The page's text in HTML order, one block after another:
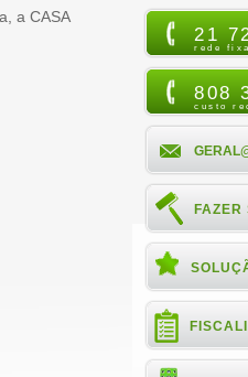
a CASA
21
rede
808
custo
FAZER